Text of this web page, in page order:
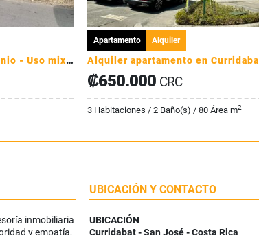
Venta de lote en Escazú, San Antonio - Uso mixto
Apartamento Alquiler
₡650.000 CRC
3 Habitaciones / 2 Baño(s) / 80 Área m2
inmobiliaria
y empatía,
UBICACIÓN Y CONTACTO
UBICACIÓN
Curridabat - San José - Costa Rica